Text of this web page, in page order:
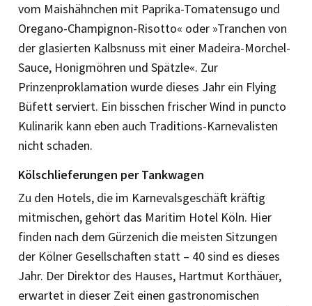
vom Maishähnchen mit Paprika-Tomatensugo und
Oregano-Champignon-Risotto« oder »Tranchen von
der glasierten Kalbsnuss mit einer Madeira-Morchel-
Sauce, Honigmöhren und Spätzle«. Zur
Prinzenproklamation wurde dieses Jahr ein Flying
Büfett serviert. Ein bisschen frischer Wind in puncto
Kulinarik kann eben auch Traditions-Karnevalisten
nicht schaden.
Kölschlieferungen per Tankwagen
Zu den Hotels, die im Karnevalsgeschäft kräftig
mitmischen, gehört das Maritim Hotel Köln. Hier
finden nach dem Gürzenich die meisten Sitzungen
der Kölner Gesellschaften statt – 40 sind es dieses
Jahr. Der Direktor des Hauses, Hartmut Korthäuer,
erwartet in dieser Zeit einen gastronomischen